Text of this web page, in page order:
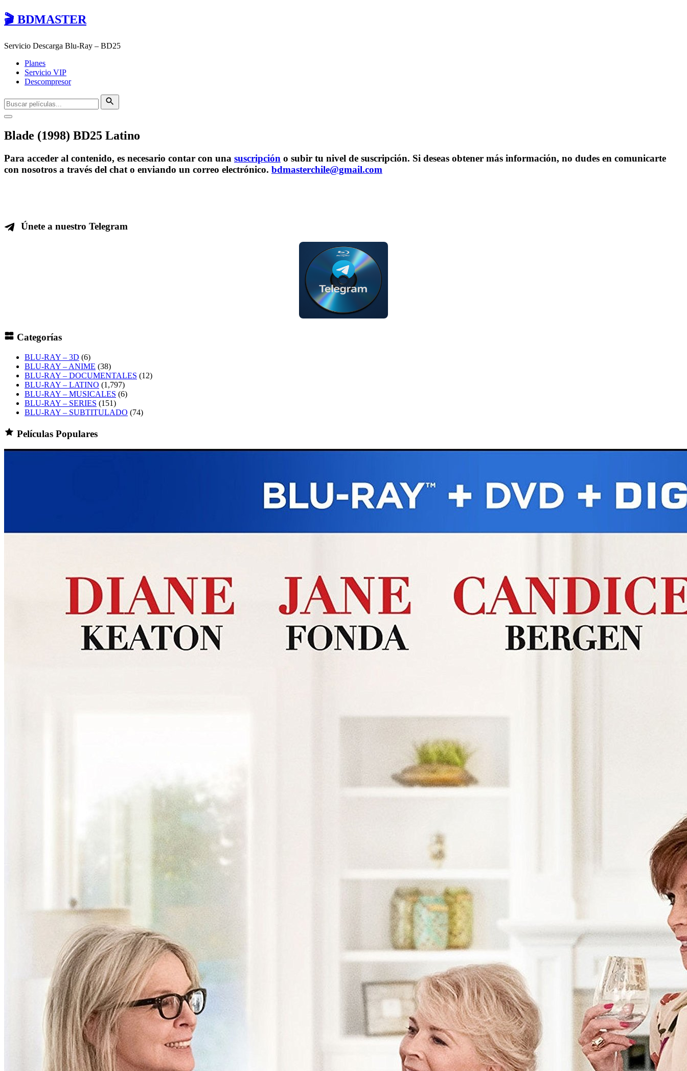
🎬 BDMASTER
Servicio Descarga Blu-Ray – BD25
Planes
Servicio VIP
Descompresor
Blade (1998) BD25 Latino
Para acceder al contenido, es necesario contar con una suscripción o subir tu nivel de suscripción. Si deseas obtener más información, no dudes en comunicarte
con nosotros a través del chat o enviando un correo electrónico. bdmasterchile@gmail.com
Únete a nuestro Telegram
Categorías
BLU-RAY – 3D (6)
BLU-RAY – ANIME (38)
BLU-RAY – DOCUMENTALES (12)
BLU-RAY – LATINO (1,797)
BLU-RAY – MUSICALES (6)
BLU-RAY – SERIES (151)
BLU-RAY – SUBTITULADO (74)
Películas Populares